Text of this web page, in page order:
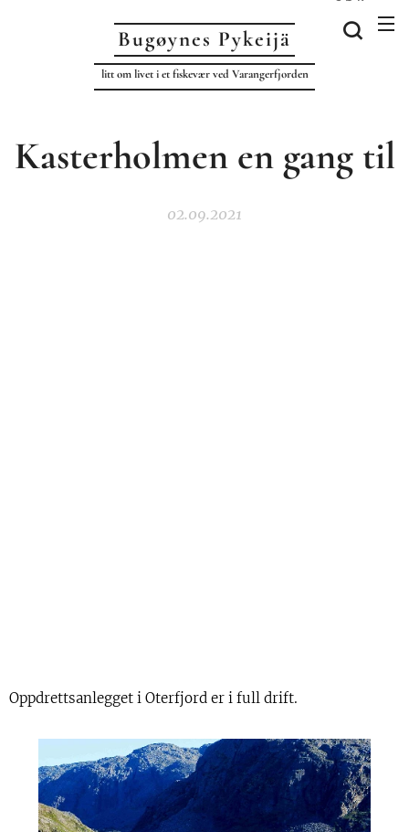
Bugøynes Pykeijä
litt om livet i et fiskevær ved Varangerfjorden
Kasterholmen en gang til
02.09.2021
Oppdrettsanlegget i Oterfjord er i full drift.